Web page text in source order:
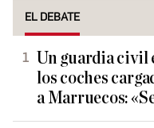
EL DEBATE
Un guardia civil
los coches
a Marruecos: